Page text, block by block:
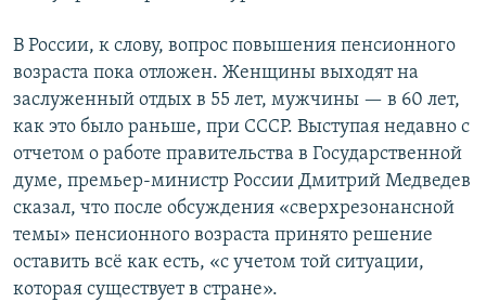
В России, к слову, вопрос повышения пенсионного
возраста пока отложен. Женщины выходят на
заслуженный отдых в 55 лет, мужчины — в 60 лет,
как это было раньше, при СССР. Выступая недавно с
отчетом о работе правительства в Государственной
думе, премьер-министр России Дмитрий Медведев
сказал, что после обсуждения «сверхрезонансной
темы» пенсионного возраста принято решение
оставить всё как есть, «с учетом той ситуации,
которая существует в стране».